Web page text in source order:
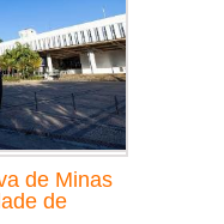
de Minas
de